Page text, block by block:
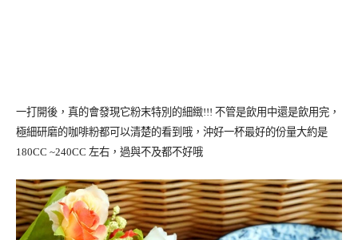
一打開後，真的會發現它粉末特別的細緻!!! 不管是飲用中還是飲用完，
極細研磨的咖啡粉都可以清楚的看到哦，沖好一杯最好的份量大約是
180CC ~240CC 左右，過與不及都不好哦